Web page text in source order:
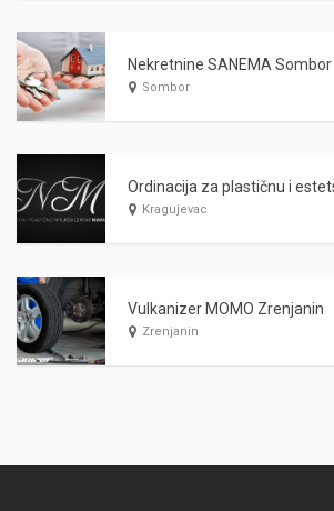
Nekretnine SANEMA Sombor
Sombor
Kragujevac
Vulkanizer MOMO Zrenjanin
Zrenjanin